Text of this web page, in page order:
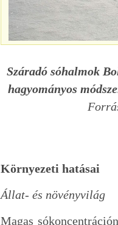
Száradó sóhalmok
hagyományos
Környezeti hatásai
Állat- és növényvilág
Magas